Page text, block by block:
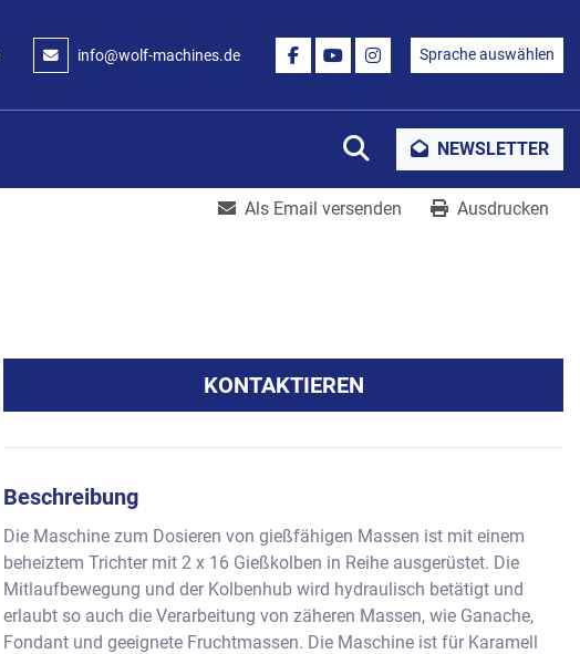
info@wolf-machines.de
FACEBOOK
YOUTUBEINSTAGRAM
Sprache auswählen
SucheNEWSLETTER
Als Email versenden Ausdrucken
KONTAKTIEREN
Beschreibung
Die Maschine zum Dosieren von gießfähigen Massen ist mit einem
beheiztem Trichter mit 2 x 16 Gießkolben in Reihe ausgerüstet. Die
Mitlaufbewegung und der Kolbenhub wird hydraulisch betätigt und
erlaubt so auch die Verarbeitung von zäheren Massen, wie Ganache,
Fondant und geeignete Fruchtmassen. Die Maschine ist für Karamell